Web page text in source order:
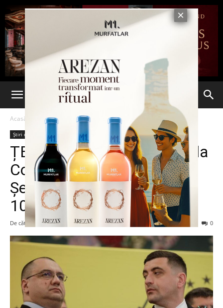
Acasă Știri din România
Știri din România Ultima oră
ȚEAPĂ Terheș candidează la
Cotroceni contra lui Simion.
Șeful AUR i-a dat un job de
10.000€ la UE
De către Eva MIRON 27 august 2024 0